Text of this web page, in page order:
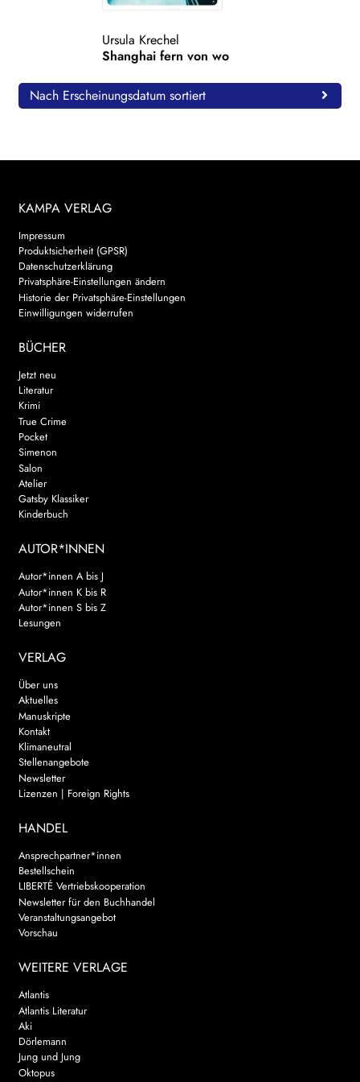
Search:
Ursula Krechel
Shanghai fern von wo
Nach Erscheinungsdatum sortiert
KAMPA VERLAG
Impressum
Produktsicherheit (GPSR)
Datenschutzerklärung
Privatsphäre-Einstellungen ändern
Historie der Privatsphäre-Einstellungen
Einwilligungen widerrufen
BÜCHER
Jetzt neu
Literatur
Krimi
True Crime
Pocket
Simenon
Salon
Atelier
Gatsby Klassiker
Kinderbuch
AUTOR*INNEN
Autor*innen A bis J
Autor*innen K bis R
Autor*innen S bis Z
Lesungen
VERLAG
Über uns
Aktuelles
Manuskripte
Kontakt
Klimaneutral
Stellenangebote
Newsletter
Lizenzen | Foreign Rights
HANDEL
Ansprechpartner*innen
Bestellschein
LIBERTÉ Vertriebskooperation
Newsletter für den Buchhandel
Veranstaltungsangebot
Vorschau
WEITERE VERLAGE
Atlantis
Atlantis Literatur
Aki
Dörlemann
Jung und Jung
Oktopus